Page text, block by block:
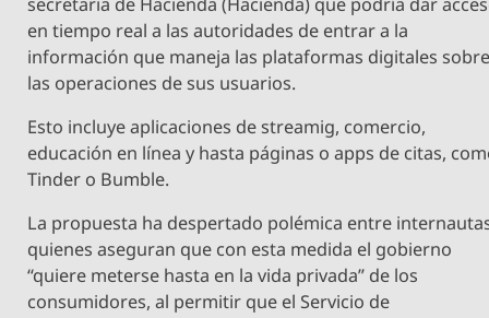
en tiempo real a las autoridades de entrar a la
información que maneja las plataformas digitales
las operaciones de sus usuarios.
Esto incluye aplicaciones de streamig, comercio,
educación en línea y hasta páginas o apps de citas,
Tinder o Bumble.
La propuesta ha despertado polémica entre
quienes aseguran que con esta medida el gobierno
“quiere meterse hasta en la vida privada” de los
consumidores, al permitir que el Servicio de